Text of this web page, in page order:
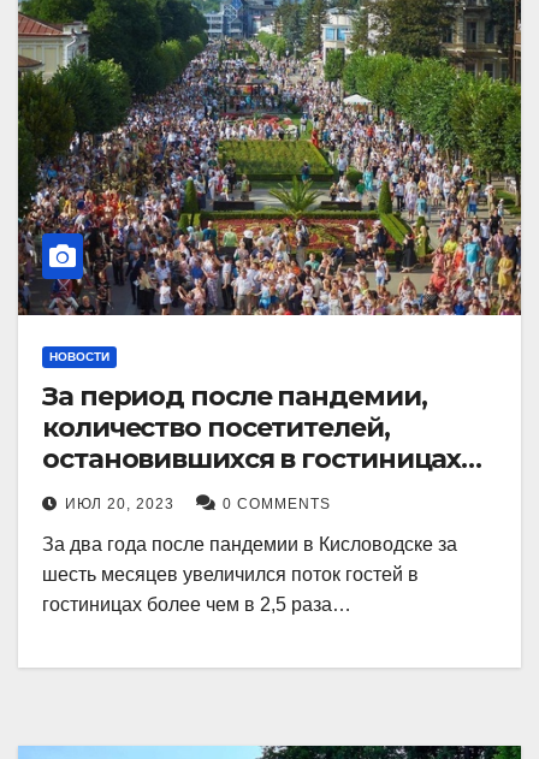
НОВОСТИ
За период после пандемии,
количество посетителей,
остановившихся в гостиницах
Кисловодска, выросло в 2,5 раза.
ИЮЛ 20, 2023 0 COMMENTS
За два года после пандемии в Кисловодске за
шесть месяцев увеличился поток гостей в
гостиницах более чем в 2,5 раза…